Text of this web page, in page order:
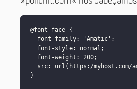
@font-face {
  font-family: 'Amatic';
  font-style: normal;
  font-weight: 200;
src: url(https:/myhost.com/
}